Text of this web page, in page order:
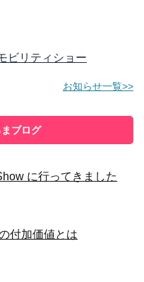
ビリティショー
お知らせ一覧>>
ブログ
に行ってきました
付加価値とは